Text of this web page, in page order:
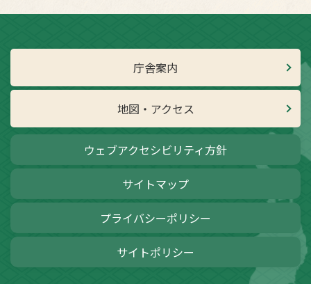
庁舎案内
地図・アクセス
ウェブアクセシビリティ方針
サイトマップ
プライバシーポリシー
サイトポリシー